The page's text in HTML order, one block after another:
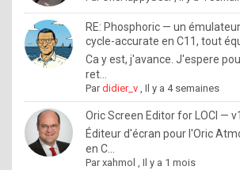
.
I
f
y
o
u
w
RE: Phosphoric — un
cycle-accurate en C11, tout
Ca y est, j'avance. J'espere
ret...
Pardidier_v ,Il y a 4 semaines
Oric Screen Editor for LOCI —
Éditeur d'écran pour l'Oric
en C...
Parxahmol ,Il y a 1 mois